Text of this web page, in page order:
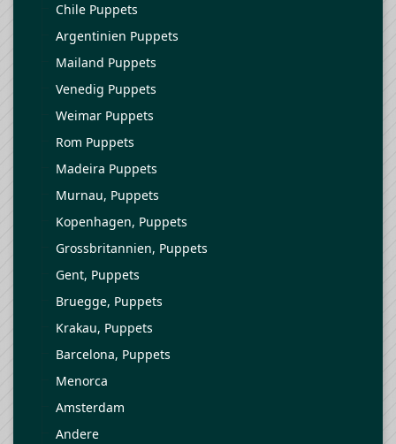
Chile Puppets
Argentinien Puppets
Mailand Puppets
Venedig Puppets
Weimar Puppets
Rom Puppets
Madeira Puppets
Murnau, Puppets
Kopenhagen, Puppets
Grossbritannien, Puppets
Gent, Puppets
Bruegge, Puppets
Krakau, Puppets
Barcelona, Puppets
Menorca
Amsterdam
Andere